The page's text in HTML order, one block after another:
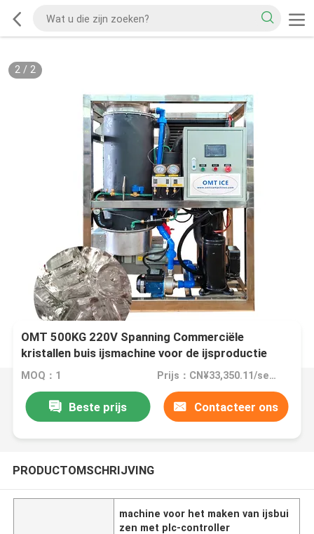
2/ 2
OMT 500KG 220V Spanning Commerciële
kristallen buis ijsmachine voor de ijsproductie
MOQ：1 Prijs：CN¥33,350.11/sets 1-4 sets
Beste prijs Contacteer ons
PRODUCTOMSCHRIJVING
machine voor het maken van ijsbui
zen met plc-controller